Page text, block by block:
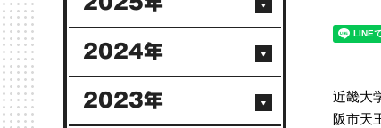
近畿大
阪市天
2024年
2023年